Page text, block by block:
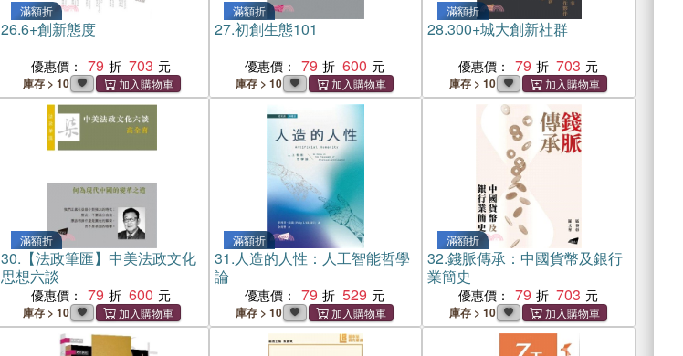
滿額折
26.6+創新態度
優惠價： 79 703
庫存 > 10
滿額折
27.初創生態101
優惠價： 79 600
庫存 > 10
滿額折
28.300+城大創新社群
優惠價： 79 703
庫存 > 10
滿額折
30. 【法政筆匯】中美法政文化
思想六談
優惠價： 79 600
庫存 > 10
滿額折
31.人造的人性：人工智能哲學
論
優惠價： 79 529
庫存 > 10
滿額折
32.錢脈傳承：中國貨幣及銀行
業簡史
優惠價： 79 703
庫存 > 10